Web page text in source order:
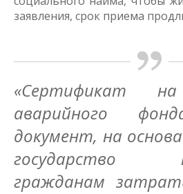
заявления, срок приема
«Сертификат на
аварийного
документ, на
государство
гражданам